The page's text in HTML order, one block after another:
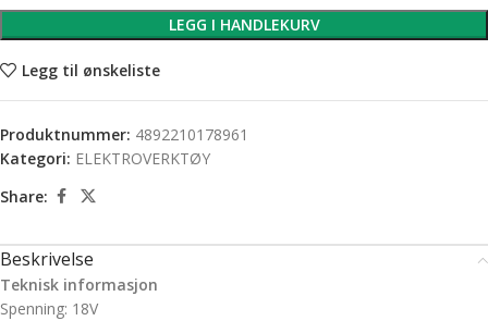
LEGG I HANDLEKURV
Legg til ønskeliste
Produktnummer: 4892210178961
Kategori: ELEKTROVERKTØY
Share:
Beskrivelse
Teknisk informasjon
Spenning: 18V